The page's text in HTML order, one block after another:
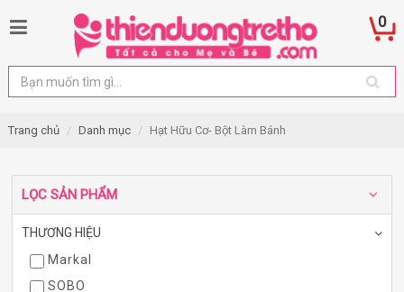
0
Trang chủ Danh mục Hạt Hữu Cơ- Bột Làm Bánh
LỌC SẢN PHẨM
THƯƠNG HIỆU
Markal
SOBO